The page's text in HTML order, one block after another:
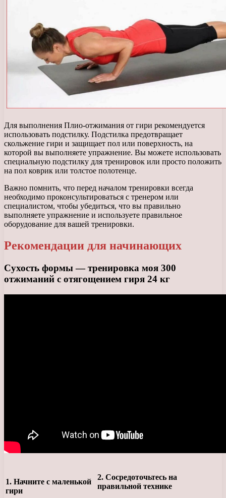
Для выполнения Плио-отжимания от гири рекомендуется
использовать подстилку. Подстилка предотвращает
скольжение гири и защищает пол или поверхность, на
которой вы выполняете упражнение. Вы можете использовать
специальную подстилку для тренировок или просто положить
на пол коврик или толстое полотенце.
Важно помнить, что перед началом тренировки всегда
необходимо проконсультироваться с тренером или
специалистом, чтобы убедиться, что вы правильно
выполняете упражнение и используете правильное
оборудование для вашей тренировки.
Рекомендации для начинающих
Сухость формы — тренировка моя 300
отжиманий с отягощением гиря 24 кг
1. Начните с маленькой
гири
2. Сосредоточьтесь на
правильной технике